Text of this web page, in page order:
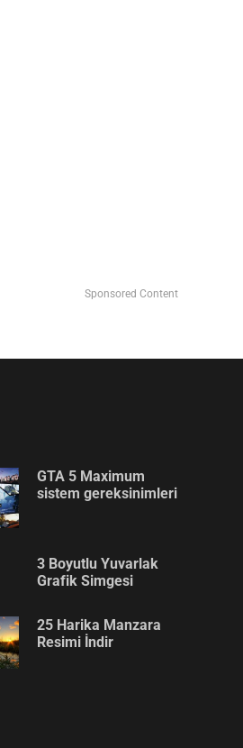
Sponsored Content
GTA 5 Maximum
sistem gereksinimleri
3 Boyutlu Yuvarlak
Grafik Simgesi
25 Harika Manzara
Resimi İndir